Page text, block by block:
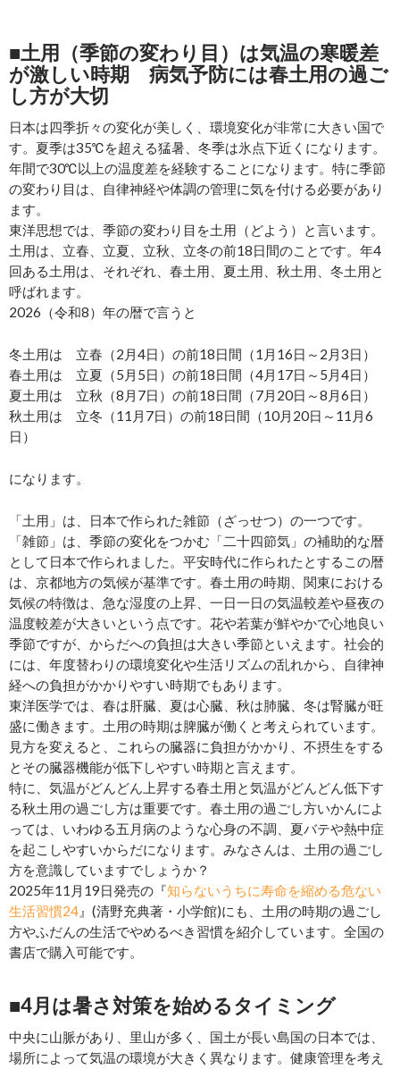
■土用（季節の変わり目）は気温の寒暖差
が激しい時期 病気予防には春土用の過ご
し方が大切
日本は四季折々の変化が美しく、環境変化が非常に大きい国で
す。夏季は35℃を超える猛暑、冬季は氷点下近くになります。
年間で30℃以上の温度差を経験することになります。特に季節
の変わり目は、自律神経や体調の管理に気を付ける必要があり
ます。
東洋思想では、季節の変わり目を土用（どよう）と言います。
土用は、立春、立夏、立秋、立冬の前18日間のことです。年4
回ある土用は、それぞれ、春土用、夏土用、秋土用、冬土用と
呼ばれます。
2026（令和8）年の暦で言うと
冬土用は 立春（2月4日）の前18日間（1月16日～2月3日）
春土用は 立夏（5月5日）の前18日間（4月17日～5月4日）
夏土用は 立秋（8月7日）の前18日間（7月20日～8月6日）
秋土用は 立冬（11月7日）の前18日間（10月20日～11月6
日）
になります。
「土用」は、日本で作られた雑節（ざっせつ）の一つです。
「雑節」は、季節の変化をつかむ「二十四節気」の補助的な暦
として日本で作られました。平安時代に作られたとするこの暦
は、京都地方の気候が基準です。春土用の時期、関東における
気候の特徴は、急な湿度の上昇、一日一日の気温較差や昼夜の
温度較差が大きいという点です。花や若葉が鮮やかで心地良い
季節ですが、からだへの負担は大きい季節といえます。社会的
には、年度替わりの環境変化や生活リズムの乱れから、自律神
経への負担がかかりやすい時期でもあります。
東洋医学では、春は肝臓、夏は心臓、秋は肺臓、冬は腎臓が旺
盛に働きます。土用の時期は脾臓が働くと考えられています。
見方を変えると、これらの臓器に負担がかかり、不摂生をする
とその臓器機能が低下しやすい時期と言えます。
特に、気温がどんどん上昇する春土用と気温がどんどん低下す
る秋土用の過ごし方は重要です。春土用の過ごし方いかんによ
っては、いわゆる五月病のような心身の不調、夏バテや熱中症
を起こしやすいからだになります。みなさんは、土用の過ごし
方を意識していますでしょうか？
2025年11月19日発売の『知らないうちに寿命を縮める危ない
生活習慣24 』(清野充典著・小学館)にも、土用の時期の過ごし
方やふだんの生活でやめるべき習慣を紹介しています。全国の
書店で購入可能です。
■4月は暑さ対策を始めるタイミング
中央に山脈があり、里山が多く、国土が長い島国の日本では、
場所によって気温の環境が大きく異なります。健康管理を考え